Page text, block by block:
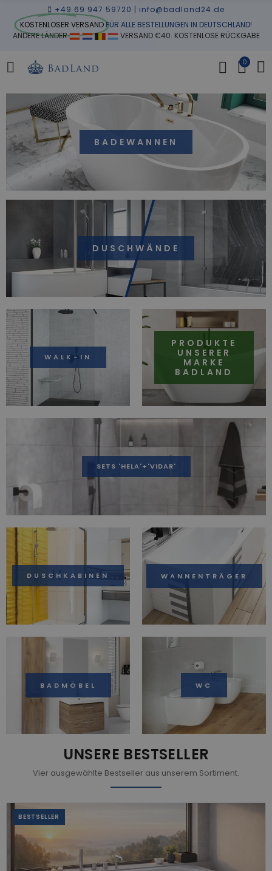
+49 69 947 59720 | info@badland24.de
KOSTENLOSER VERSANDFÜR ALLE BESTELLUNGEN IN DEUTSCHLAND!
ANDERE LÄNDER
VERSAND €40. KOSTENLOSE RÜCKGABE
0
BADEWANNEN
DUSCHWÄNDE
WALK-IN
PRODUKTE
UNSERER
MARKE
BADLAND
SETS 'HELA'+'VIDAR'
DUSCHKABINEN WANNENTRÄGER
BADMÖBEL WC
UNSERE BESTSELLER
Vier ausgewählte Bestseller aus unserem Sortiment.
BESTSELLER